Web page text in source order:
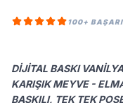
100+
DIJITAL BASKI
KARIŞIK MEYVE -
BASKILI, TEK TEK